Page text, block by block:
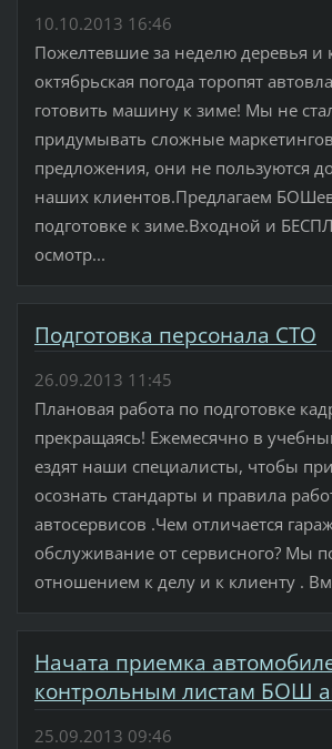
10.10.2013 16:46
Пожелтевшие за неделю деревья и
октябрьская погода торопят
готовить машину к зиме! Мы не
придумывать сложные
предложения, они не пользуются
наших клиентов.Предлагаем
подготовке к зиме.Входной и
осмотр...
Подготовка персонала СТО
26.09.2013 11:45
Плановая работа по подготовке
прекращаясь! Ежемесячно в
ездят наши специалисты, чтобы
осознать стандарты и правила
автосервисов .Чем отличается
обслуживание от сервисного? Мы
отношением к делу и к клиенту .
Начата приемка
контрольным листам БОШ
25.09.2013 09:46